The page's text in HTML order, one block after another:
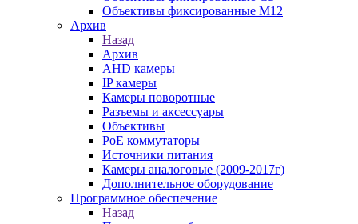
Объективы фиксированные М12
Архив
Назад
Архив
AHD камеры
IP камеры
Камеры поворотные
Разъемы и аксессуары
Объективы
PoE коммутаторы
Источники питания
Камеры аналоговые (2009-2017г)
Дополнительное оборудование
Программное обеспечение
Назад